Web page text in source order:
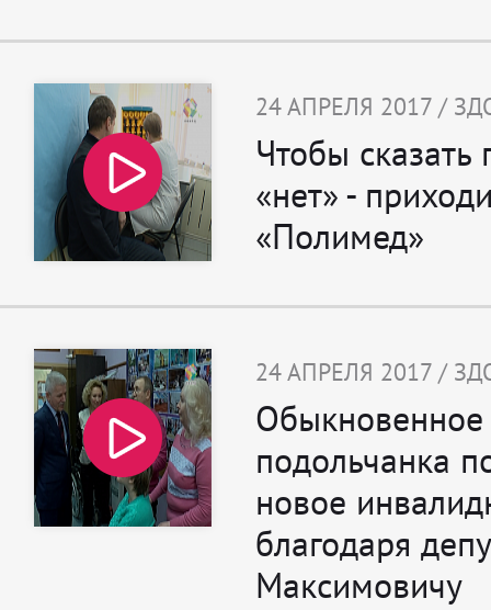
24 АПРЕЛЯ 2017 /
Чтобы сказать
«нет» -
«Полимед»
24 АПРЕЛЯ 2017 /
Обыкновенное
подольчанка
новое
благодаря
Максимовичу